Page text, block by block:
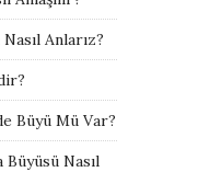
Anlarız?
Büyü Mü Var?
Büyüsü Nasıl